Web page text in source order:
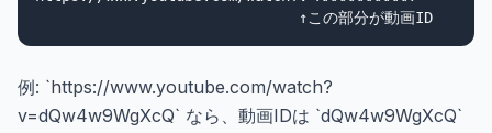
例: `https://www.youtube.com/watch?
v=dQw4w9WgXcQ` なら、動画IDは `dQw4w9WgXcQ`